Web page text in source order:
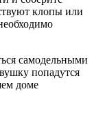
клопы или
самодельными
попадутся
доме